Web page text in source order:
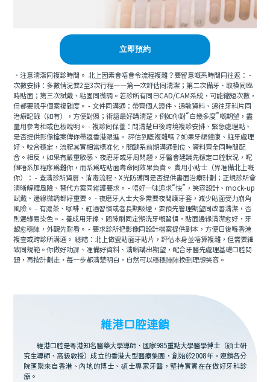
立即預約
、注意清潔同複診時間。 北上因素會唔會令流程複雜？要留意嘅系時間同往返： -
次數安排：多數情況要2至3次行程——第一次評估同清潔；第二次備牙、取模同臨
時貼面；第三次試戴、粘固同微調。若診所有同日CAD/CAM系統，可能縮短次數，
但都要視乎個案複雜度。 - 文件同溝通：帶齊個人證件、過敏資料、過往牙科片同
治療記錄（如有），方便對照；術語最好講清楚，例如你對“白幾多度”嘅期望，盡
量用參考相或色板說明。 - 複診同保養：問清楚日後跨境複診安排、緊急處理點、
是否提供影像檔案俾你帶返香港跟進。 評估到底複雜嗎？如果牙龈健康、蛀牙處理
好、咬合穩定，流程其實相當標准化，關鍵系前期溝通到位、資料齊全同時間配
合。相反，如果有嚴重敏感、夜磨牙或牙周問題，牙醫會建議先穩定口腔狀況，呢
個唔系加程序爲難你，而系爲咗貼面壽命同效果負責。 實用小貼士（畀准備北上嘅
你）： - 查清診所資曆、消毒流程、X光防護同是否提供書面治療計劃；正規診所會
清晰解釋風險、替代方案同維護要求。 - 唔好一味追求“快”，笑容設計、mock-up
試戴、邊緣微調都好重要。 - 夜磨牙人士大多需要夜間護牙套，減少貼面受力崩角
風險。 - 有濃茶、咖啡、紅酒習慣或者長期吸煙，要預先管理期望同改善清潔，否
則邊緣易染色。 - 養成用牙線、間隙刷同定期洗牙嘅習慣，貼面邊緣清潔愈好，牙
龈愈穩陣，外觀先耐看。 - 要求診所把影像同設計檔案提供副本，方便日後喺香港
複查或跨診所溝通。 總結：北上做瓷貼面牙貼片，評估本身並唔算複雜，但需要細
致同規範。你做好功課、准備好資料、清晰講出期望，配合牙醫先處理基礎口腔問
題，再按計劃走，每一步都清楚明白，自然可以穩穩陣陣換到理想笑容。
維港口腔連鎖
維港口腔是粵港知名醫藥大學導師、國家985重點大學醫學博士（碩士研
究生導師、高級教授）成立的香港大型醫療集團，創始於2008年。連鎖各分
院匯聚來自香港、內地的博士、碩士專家牙醫，堅持實實在在做好牙科診
療。